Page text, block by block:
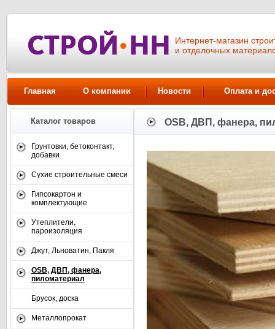
Интернет-магазин
и отделочных
Главная О компании Новости Оплата и
Каталог товаров
Грунтовки, бетоконтакт,
добавки
Сухие строительные смеси
Гипсокартон и
комплектующие
Утеплители,
пароизоляция
Джут, Льноватин, Пакля
OSB, ДВП, фанера,
пиломатериал
Брусок, доска
Металлопрокат
OSB, ДВП, фанера,